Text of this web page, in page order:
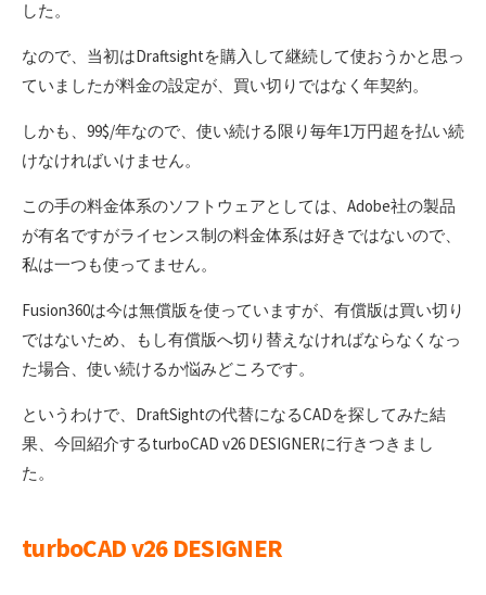
した。
なので、当初はDraftsightを購入して継続して使おうかと思っ
ていましたが料金の設定が、買い切りではなく年契約。
しかも、99$/年なので、使い続ける限り毎年1万円超を払い続
けなければいけません。
この手の料金体系のソフトウェアとしては、Adobe社の製品
が有名ですがライセンス制の料金体系は好きではないので、
私は一つも使ってません。
Fusion360は今は無償版を使っていますが、有償版は買い切り
ではないため、もし有償版へ切り替えなければならなくなっ
た場合、使い続けるか悩みどころです。
というわけで、DraftSightの代替になるCADを探してみた結
果、今回紹介するturboCAD v26 DESIGNERに行きつきまし
た。
turboCAD v26 DESIGNER